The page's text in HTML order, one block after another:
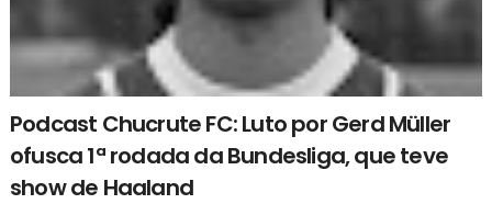
Podcast Chucrute FC: Luto por Gerd Müller
ofusca 1ª rodada da Bundesliga, que teve
show de Haaland